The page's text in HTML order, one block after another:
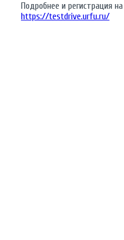
Подробнее и регистрация
https://testdrive.urfu.ru/